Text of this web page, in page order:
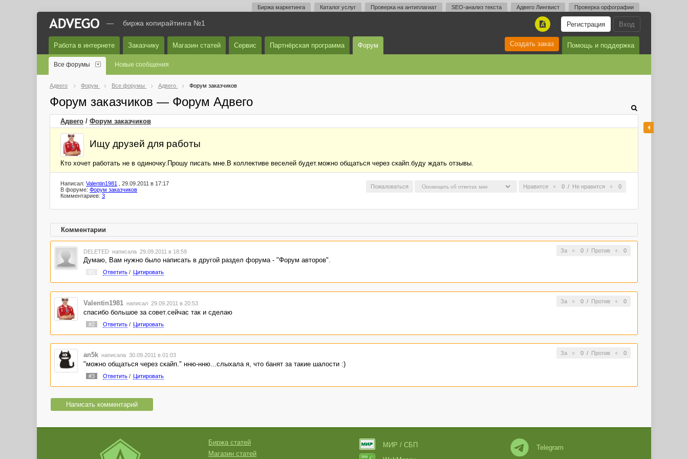
Биржа маркетинга Каталог услуг Проверка на антиплагиат SEO-анализ текста Адвего Лингвист Проверка орфографии
Вход
Регистрация
A
— биржа копирайтинга №1
Работа в интернете Заказчику Магазин статей Сервис Партнёрская программа Форум Помощь и поддержка
Создать заказ
Все форумы Новые сообщения
Адвего Форум Все форумы Адвего Форум заказчиков
Форум заказчиков — Форум Адвего
Адвего / Форум заказчиков
Ищу друзей для работы
Кто хочет работать не в одиночку.Прошу писать мне.В коллективе веселей будет.можно общаться через скайп.буду ждать отзывы.
Нравится 0 / Не нравится 0
Пожаловаться
Написал: Valentin1981
, 29.09.2011 в 17:17
В форуме: Форум заказчиков
Комментариев: 3
Комментарии
За 0/ Против 0
DELETED написала 29.09.2011 в 18:59
Думаю, Вам нужно было написать в другой раздел форума - "Форум авторов".
Ответить/ Цитировать
За 0/ Против 0
Valentin1981 написал 29.09.2011 в 20:53
спасибо большое за совет.сейчас так и сделаю
#2 Ответить/ Цитировать
За 0/ Против 0
an5k написала 30.09.2011 в 01:03
"можно общаться через скайп." нню-нню...слыхала я, что банят за такие шалости :)
#3 Ответить/ Цитировать
Написать комментарий
Биржа статей
Магазин статей
МИР / СБП
Telegram